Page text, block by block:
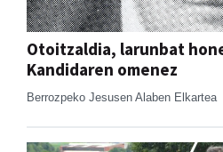
Otoitzaldia, larunbat
Kandidaren omenez
Berrozpeko Jesusen Alaben Elkartea